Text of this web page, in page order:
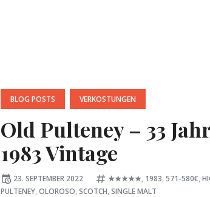
POSTED
BLOG POSTS VERKOSTUNGEN
Old Pulteney – 33
1983 Vintage
Posted
on
23. SEPTEMBER 2022 Tagged:
★★★★★, 1983, 571-580€,
PULTENEY, OLOROSO, SCOTCH, SINGLE MALT